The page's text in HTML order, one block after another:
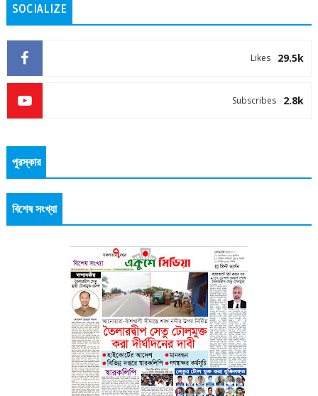
SOCIALIZE
29.5k
Likes
2.8k
Subscribes
পুরস্কার
বিশেষ সংখ্যা